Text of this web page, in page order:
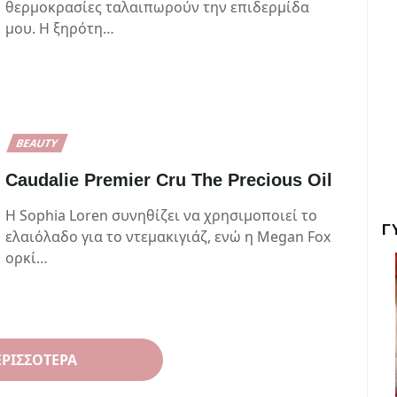
θερμοκρασίες ταλαιπωρούν την επιδερμίδα
μου. Η ξηρότη…
BEAUTY
Caudalie Premier Cru The Precious Oil
Η Sophia Loren συνηθίζει να χρησιμοποιεί το
ελαιόλαδο για το ντεμακιγιάζ, ενώ η Megan Fox
ορκί…